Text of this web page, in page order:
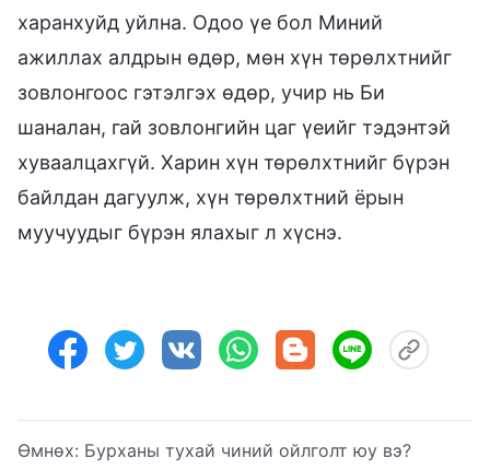
харанхуйд уйлна. Одоо үе бол Миний
ажиллах алдрын өдөр, мөн хүн төрөлхтнийг
зовлонгоос гэтэлгэх өдөр, учир нь Би
шаналан, гай зовлонгийн цаг үеийг тэдэнтэй
хуваалцахгүй. Харин хүн төрөлхтнийг бүрэн
байлдан дагуулж, хүн төрөлхтний ёрын
муучуудыг бүрэн ялахыг л хүснэ.
Өмнөх: Бурханы тухай чиний ойлголт юу вэ?